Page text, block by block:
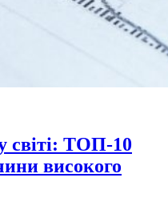
світі: ТОП-10
високого